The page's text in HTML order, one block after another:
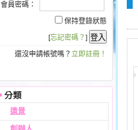
會員密碼：
保持登錄狀態
[忘記密碼？ ]
還沒申請帳號嗎？ 立即註冊！
遠景